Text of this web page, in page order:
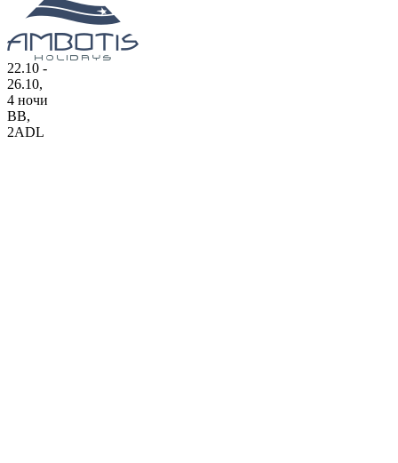
22.10 -
26.10,
4 ночи
BB,
2ADL